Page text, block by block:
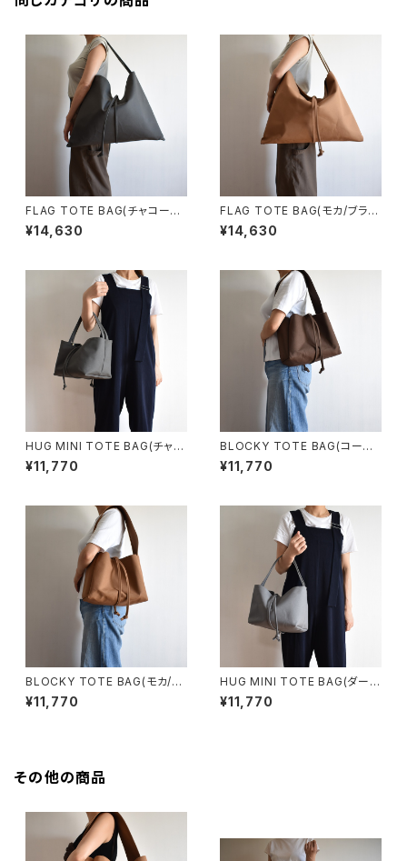
FLAG TOTE BAG(チャコール/
グレー)
¥14,630
FLAG TOTE BAG(モカ/ブラウ
ン)
¥14,630
HUG MINI TOTE BAG(チャコ
ール/グレー)
¥11,770
BLOCKY TOTE BAG(コーヒ
ー/ブラウン)
¥11,770
BLOCKY TOTE BAG(モカ/ブ
ラウン)
¥11,770
HUG MINI TOTE BAG(ダーク
グレー)
¥11,770
その他の商品